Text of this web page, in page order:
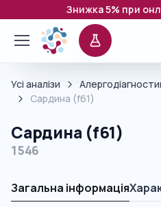
Знижка 5% при
Усі аналізи
Сардина (f61)
Сардина (f61)
1546
Загальна інформація